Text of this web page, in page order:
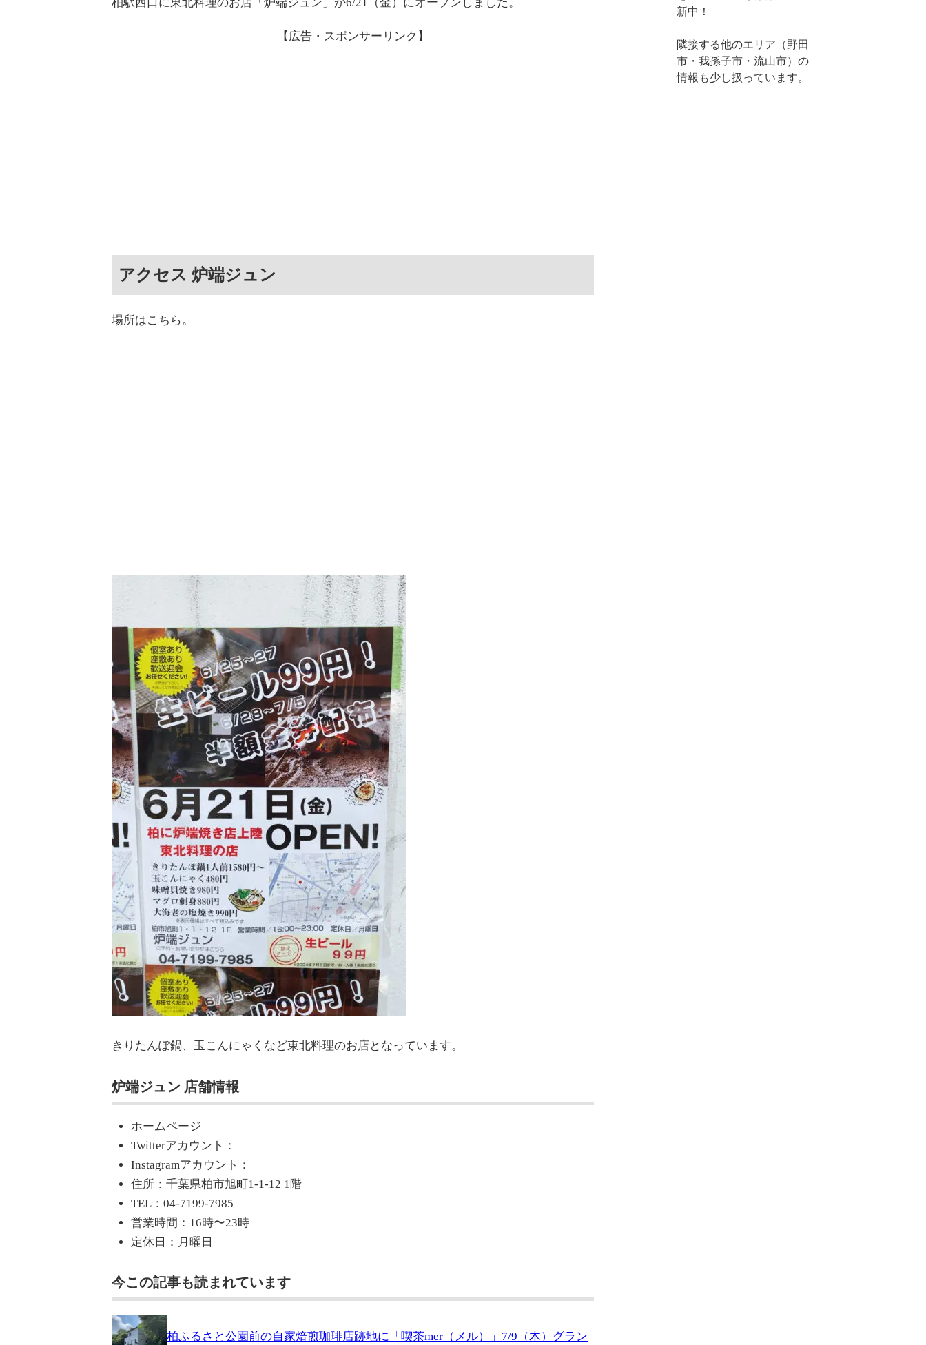
【広告・スポンサーリンク】
アクセス 炉端ジュン
場所はこちら。
きりたんぽ鍋、玉こんにゃくなど東北料理のお店となっています。
炉端ジュン 店舗情報
ホームページ
Twitterアカウント：
Instagramアカウント：
住所：千葉県柏市旭町1-1-12 1階
TEL：04-7199-7985
営業時間：16時〜23時
定休日：月曜日
今この記事も読まれています
柏ふるさと公園前の自家焙煎珈琲店跡地に「喫茶mer（メル）」7/9（木）グラン
新中！
隣接する他のエリア（野田
市・我孫子市・流山市）の
情報も少し扱っています。